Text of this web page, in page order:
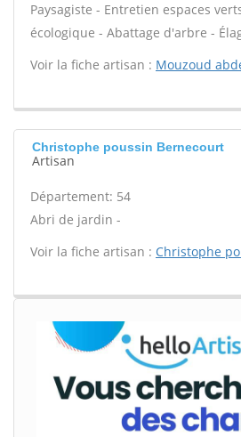
Paysagiste - Entretien espaces
écologique - Abattage d'arbre -
Voir la fiche artisan : Mouzoud
Christophe poussin Bernecourt
Artisan
Département: 54
Abri de jardin -
Voir la fiche artisan : Christophe